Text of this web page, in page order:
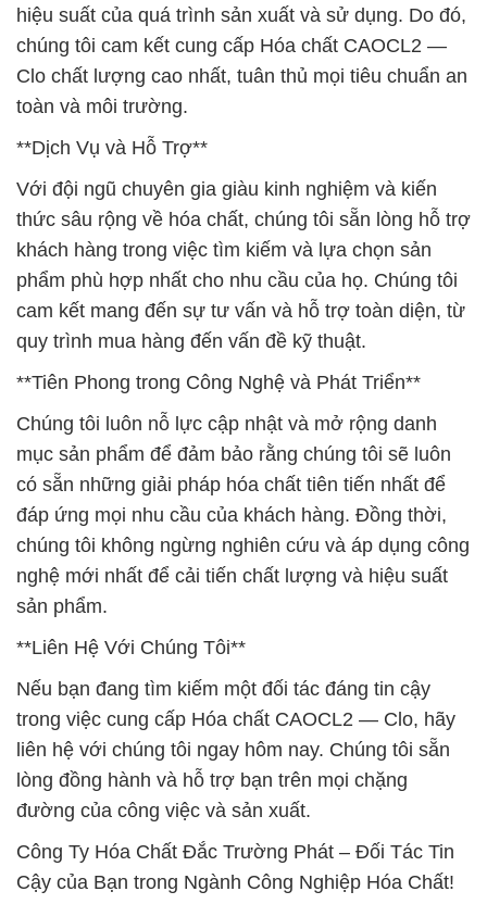
hiệu suất của quá trình sản xuất và sử dụng. Do đó,
chúng tôi cam kết cung cấp Hóa chất CAOCL2 —
Clo chất lượng cao nhất, tuân thủ mọi tiêu chuẩn an
toàn và môi trường.
**Dịch Vụ và Hỗ Trợ**
Với đội ngũ chuyên gia giàu kinh nghiệm và kiến
thức sâu rộng về hóa chất, chúng tôi sẵn lòng hỗ trợ
khách hàng trong việc tìm kiếm và lựa chọn sản
phẩm phù hợp nhất cho nhu cầu của họ. Chúng tôi
cam kết mang đến sự tư vấn và hỗ trợ toàn diện, từ
quy trình mua hàng đến vấn đề kỹ thuật.
**Tiên Phong trong Công Nghệ và Phát Triển**
Chúng tôi luôn nỗ lực cập nhật và mở rộng danh
mục sản phẩm để đảm bảo rằng chúng tôi sẽ luôn
có sẵn những giải pháp hóa chất tiên tiến nhất để
đáp ứng mọi nhu cầu của khách hàng. Đồng thời,
chúng tôi không ngừng nghiên cứu và áp dụng công
nghệ mới nhất để cải tiến chất lượng và hiệu suất
sản phẩm.
**Liên Hệ Với Chúng Tôi**
Nếu bạn đang tìm kiếm một đối tác đáng tin cậy
trong việc cung cấp Hóa chất CAOCL2 — Clo, hãy
liên hệ với chúng tôi ngay hôm nay. Chúng tôi sẵn
lòng đồng hành và hỗ trợ bạn trên mọi chặng
đường của công việc và sản xuất.
Công Ty Hóa Chất Đắc Trường Phát – Đối Tác Tin
Cậy của Bạn trong Ngành Công Nghiệp Hóa Chất!